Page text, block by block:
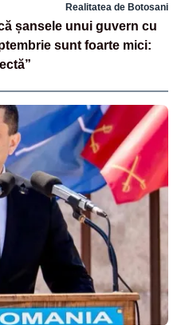
Realitatea de Botosani
șansele unui guvern cu
sunt foarte mici: